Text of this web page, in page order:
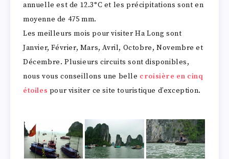
annuelle est de 12.3°C et les précipitations sont en
moyenne de 475 mm.
Les meilleurs mois pour visiter Ha Long sont
Janvier, Février, Mars, Avril, Octobre, Novembre et
Décembre. Plusieurs circuits sont disponibles,
nous vous conseillons une belle croisière en cinq
étoiles pour visiter ce site touristique d’exception.